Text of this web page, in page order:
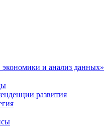
и анализ данных»
развития